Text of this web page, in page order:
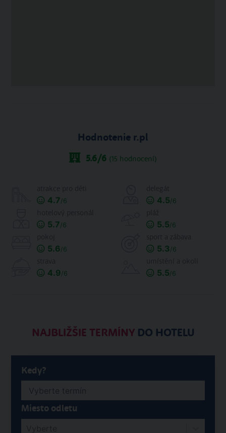
Hodnotenie r.pl
5.6/6 (15 hodnocení)
4.7/6 4.5/6
5.7/6 5.5/6
5.6/6 5.3/6
4.9/6 5.5/6
NAJBLIŽŠIE TERMÍNYDO HOTELU
Kedy?
Miesto odletu